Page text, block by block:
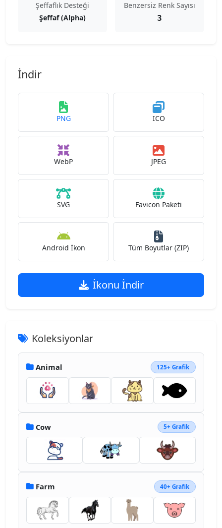
Şeffaflık Desteği
Şeffaf (Alpha)
Benzersiz Renk Sayısı
3
İndir
PNG ICO
WebP JPEG
SVG Favicon Paketi
Android İkon Tüm Boyutlar (ZIP)
İkonu İndir
Koleksiyonlar
Animal 125+ Grafik
Cow 5+ Grafik
Farm 40+ Grafik